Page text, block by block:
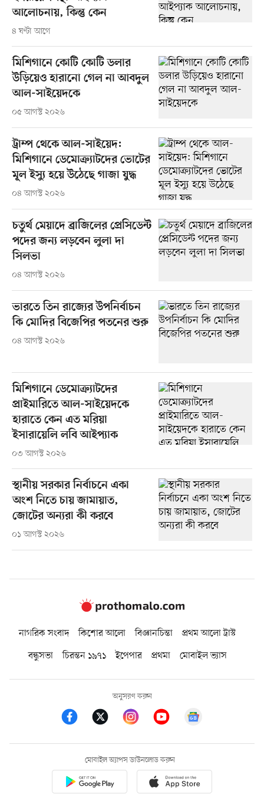
আলোচনায়, কিন্তু কেন
৪ ঘণ্টা আগে
মিশিগানে কোটি কোটি ডলার
উড়িয়েও হারানো গেল না আবদুল
আল-সাইয়েদকে
০৫ আগস্ট ২০২৬
ট্রাম্প থেকে আল-সাইয়েদ:
মিশিগানে ডেমোক্র্যাটদের ভোটের
মূল ইস্যু হয়ে উঠেছে গাজা যুদ্ধ
০৪ আগস্ট ২০২৬
চতুর্থ মেয়াদে ব্রাজিলের প্রেসিডেন্ট
পদের জন্য লড়বেন লুলা দা
সিলভা
০৪ আগস্ট ২০২৬
ভারতে তিন রাজ্যের উপনির্বাচন
কি মোদির বিজেপির পতনের শুরু
০৪ আগস্ট ২০২৬
মিশিগানে ডেমোক্র্যাটদের
প্রাইমারিতে আল-সাইয়েদকে
হারাতে কেন এত মরিয়া
ইসারায়েলি লবি আইপ্যাক
০৩ আগস্ট ২০২৬
স্থানীয় সরকার নির্বাচনে একা
অংশ নিতে চায় জামায়াত,
জোটের অন্যরা কী করবে
০১ আগস্ট ২০২৬
নাগরিক সংবাদ কিশোর আলো বিজ্ঞানচিন্তা
প্রথম আলো ট্রাস্ট
বন্ধুসভা
চিরন্তন ১৯৭১ ইপেপার প্রথমা মোবাইল ভ্যাস
অনুসরণ করুন
মোবাইল অ্যাপস ডাউনলোড করুন